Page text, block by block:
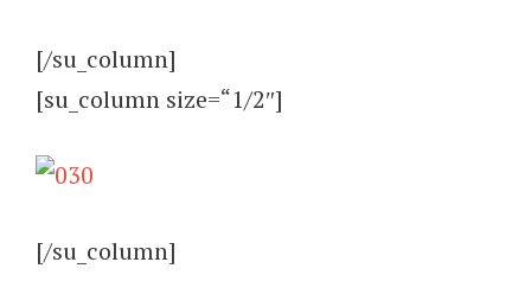
[/su_column]
[su_column size=“1/2″]
[/su_column]